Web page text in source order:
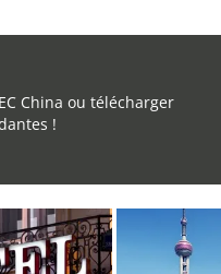
China ou télécharger
!